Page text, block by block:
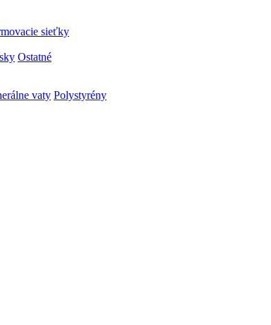
sieťky
Ostatné
vaty Polystyrény